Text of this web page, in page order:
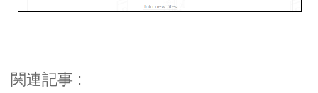
関連記事 :